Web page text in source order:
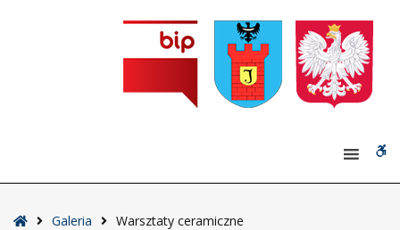
StronaGaleria Warsztaty ceramiczne